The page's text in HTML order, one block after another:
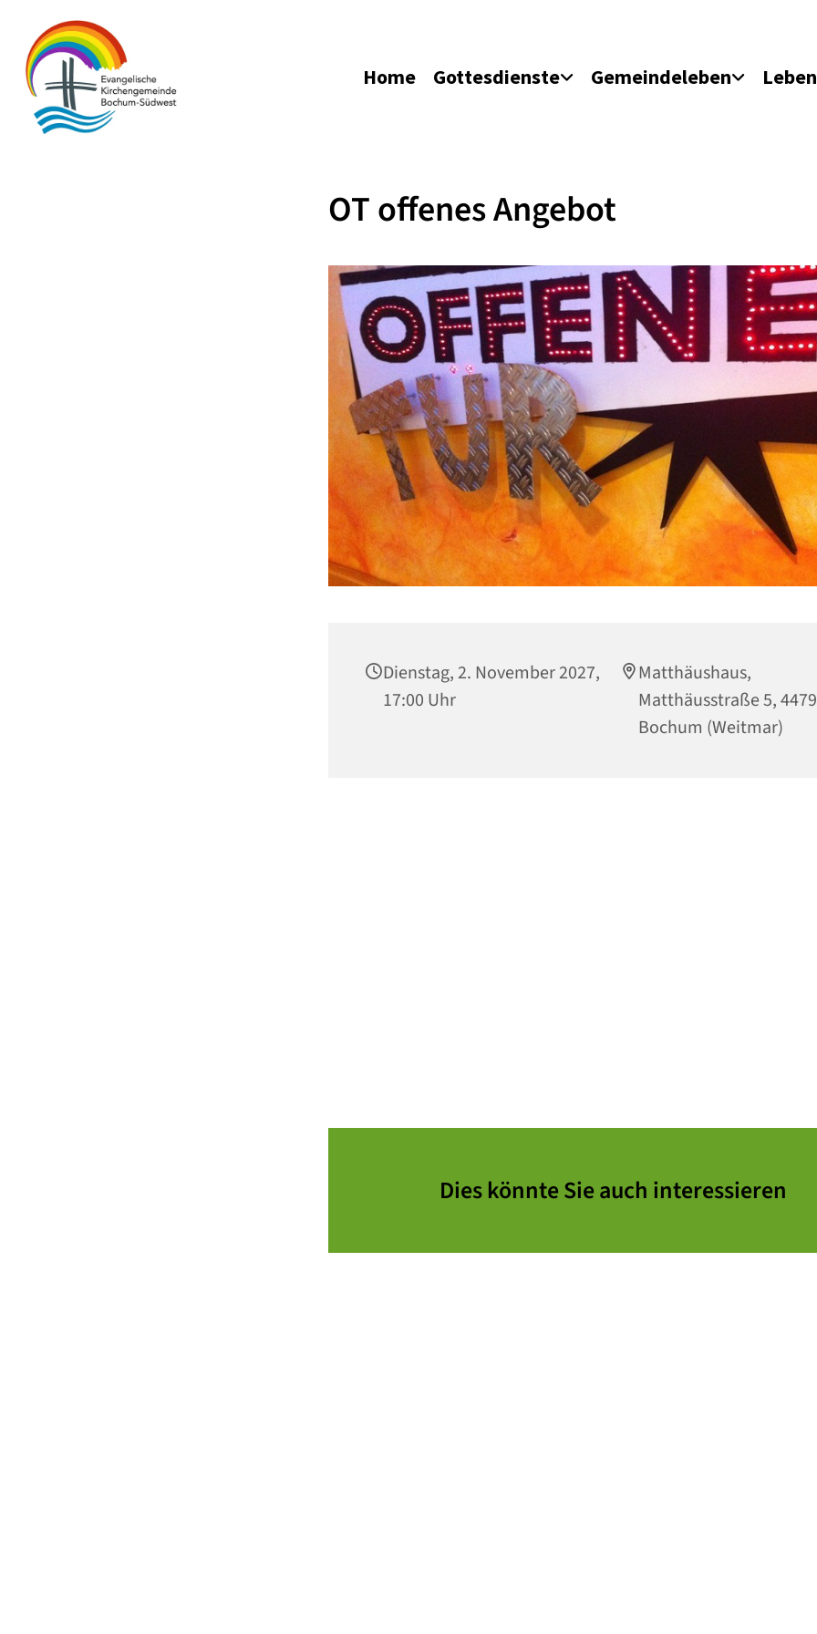
Home Gottesdienste Gemeindeleben
OT offenes Angebot
Dienstag, 2. November 2027,
17:00 Uhr
Matthäushaus,
Matthäusstraße 5,
Bochum (Weitmar)
Dies könnte Sie auch interessieren